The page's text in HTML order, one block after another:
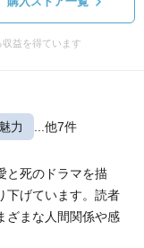
益を得ています
力 ...他7件
と死のドラマを描
下げています。読者
ざまな人間関係や感